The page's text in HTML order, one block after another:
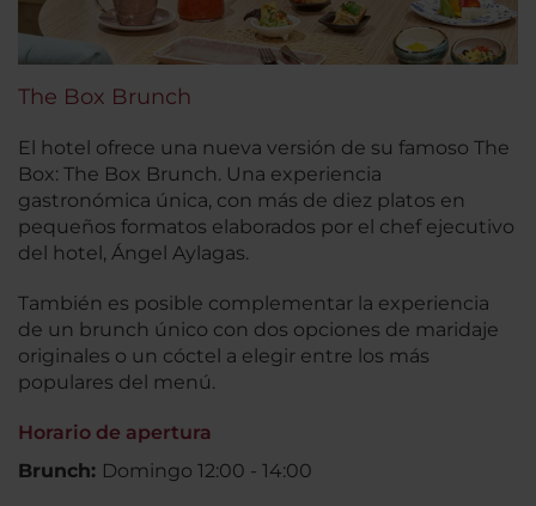
The Box Brunch
El hotel ofrece una nueva versión de su famoso The
Box: The Box Brunch. Una experiencia
gastronómica única, con más de diez platos en
pequeños formatos elaborados por el chef ejecutivo
del hotel, Ángel Aylagas.
También es posible complementar la experiencia
de un brunch único con dos opciones de maridaje
originales o un cóctel a elegir entre los más
populares del menú.
Horario de apertura
Brunch: Domingo 12:00 - 14:00